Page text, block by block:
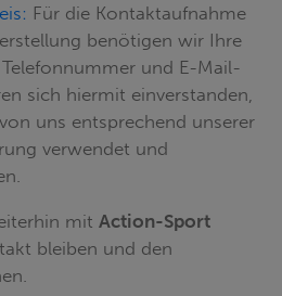
Für die Kontaktaufnahme
benötigen wir Ihre
und E-Mail-
sich hiermit einverstanden,
uns entsprechend unserer
verwendet und
mit Action-Sport
bleiben und den